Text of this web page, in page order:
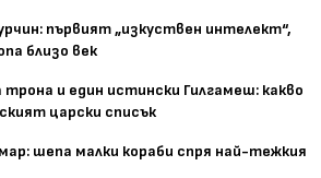
първият „изкуствен интелект“,
близо век
трона и един истински Гилгамеш: какво
царски списък
шепа малки кораби спря най-тежкия